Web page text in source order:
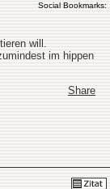
Social Bookmarks:
will.
im hippen
Share